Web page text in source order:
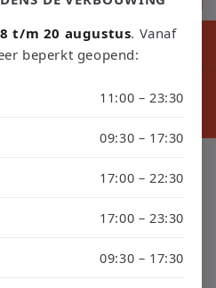
Korting op Games en
from August 4 through
on September 4 due to our
44 produits
t/m 20 augustus. Vanaf
beperkt geopend:
11:00 – 23:30
09:30 – 17:30
17:00 – 22:30
17:00 – 23:30
09:30 – 17:30